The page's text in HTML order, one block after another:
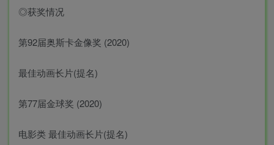
◎获奖情况
第92届奥斯卡金像奖 (2020)
最佳动画长片(提名)
第77届金球奖 (2020)
电影类 最佳动画长片(提名)